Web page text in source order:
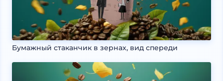
Бумажный стаканчик в зернах, вид спереди